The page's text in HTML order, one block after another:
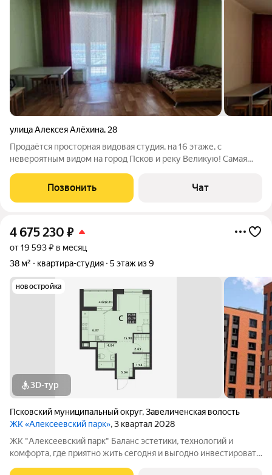
улица Алексея Алёхина, 28
Продаётся просторная видовая студия, на 16 этаже, с
невероятным видом на город Псков и реку Великую! Самая
ровная, квадратная форма, два окна, место позволяет отделить
кухонную зону от комнаты и
Позвонить Чат
4 675 230 ₽
от 19 593 ₽ в месяц
38 м²
квартира-студия 5 этаж из 9
новостройка
3D-тур
Псковский муниципальный округ,Завеличенская волость
ЖК «Алексеевский парк», 3 квартал 2028
ЖК "Алексеевский парк" Баланс эстетики, технологий и
комфорта, где приятно жить сегодня и выгодно инвестировать